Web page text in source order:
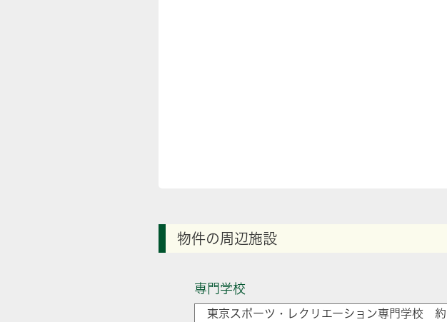
物件の周辺施設
専門学校
東京スポーツ・レクリエーション専門学校 約